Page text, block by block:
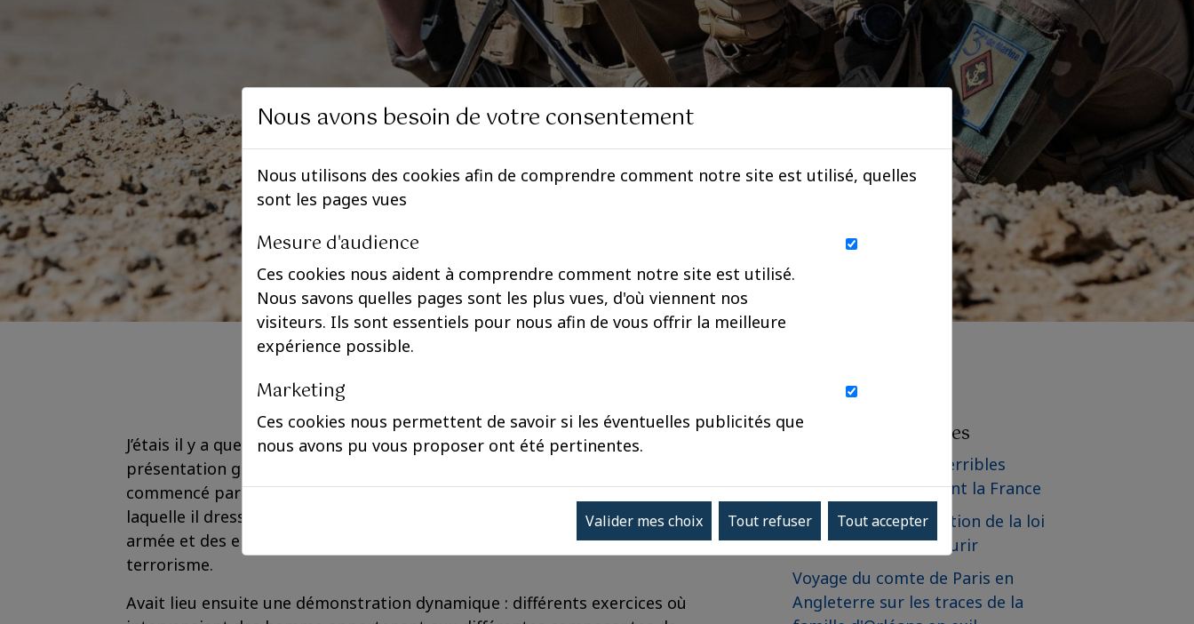
J’étais il y a quelques jours aucamp militaire de Satory pour assister à une
présentation générale sur les capacités de notre
commencé par une introduction duGénéral d’armée Jean-Pierre Bosserdans
laquelle il dressait un panorama des différentes composantes des notre
armée et des enjeux liés aux menaces actuelles, notamment la lutte contre le
terrorisme.
Avait lieu ensuite une démonstration dynamique : différents exercices où
Les derniers articles
Communiqué - Les terribles
incendies qui frappent la France
Communiqué - Adoption de la loi
relative à l'aide à mourir
Voyage du comte de Paris en
Angleterre sur les traces de la
Nous avons besoin de votre consentement
Nous utilisons des cookies afin de comprendre comment notre site est utilisé, quelles
sont les pages vues
Mesure d'audience
Ces cookies nous aident à comprendre comment notre site est utilisé.
Nous savons quelles pages sont les plus vues, d'où viennent nos
visiteurs. Ils sont essentiels pour nous afin de vous offrir la meilleure
expérience possible.
Marketing
Ces cookies nous permettent de savoir si les éventuelles publicités que
nous avons pu vous proposer ont été pertinentes.
Valider mes choix Tout refuser Tout accepter